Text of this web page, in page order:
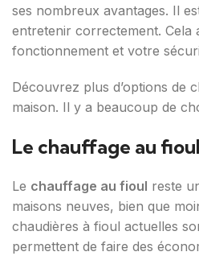
ses nombreux avantages. Il
entretenir correctement. Cela
fonctionnement et votre
Découvrez plus d’options de
maison. Il y a beaucoup de
Le chauffage au fioul
Le chauffage au fioul reste
maisons neuves, bien que
chaudières à fioul actuelles
permettent de faire des